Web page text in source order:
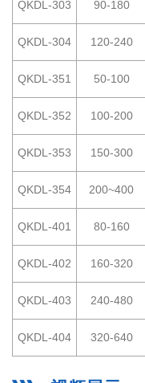
QKDL-303 90-180
QKDL-304 120-240
QKDL-351 50-100
QKDL-352 100-200
QKDL-353 150-300
QKDL-354 200~400
QKDL-401 80-160
QKDL-402 160-320
QKDL-403 240-480
QKDL-404 320-640